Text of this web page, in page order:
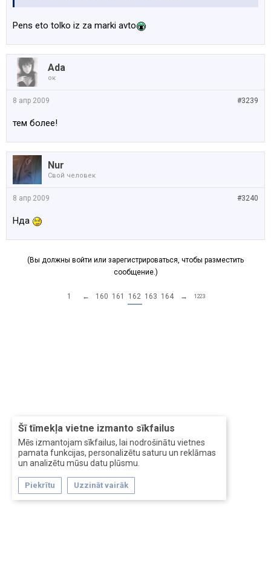
Šī tīmekļa vietne izmanto sīkfailus
Mēs izmantojam sīkfailus, lai nodrošinātu vietnes
pamata funkcijas, personalizētu saturu un reklāmas
un analizētu mūsu datu plūsmu.
Piekrītu Uzzināt vairāk
Pens eto tolko iz za marki avto
Ada
ок
#3239
8 апр 2009
тем более!
Nur
Свой человек
#3240
8 апр 2009
Нда
(Вы должны войти или зарегистрироваться, чтобы разместить
сообщение.)
1 ← 160 161 162 163 164 → 1223